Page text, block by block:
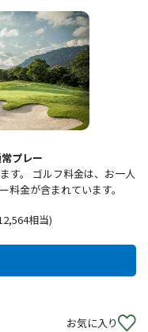
プレー
す。 ゴルフ料金は、お一人
金が含まれています。
相当)
お気に入り